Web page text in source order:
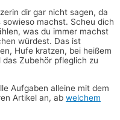
dir gar nicht sagen, da
machst. Scheu dich
was du immer machst
würdest. Das ist
Hufe kratzen, bei heißem
Zubehör pfleglich zu
Aufgaben alleine mit dem
Artikel an, ab welchem